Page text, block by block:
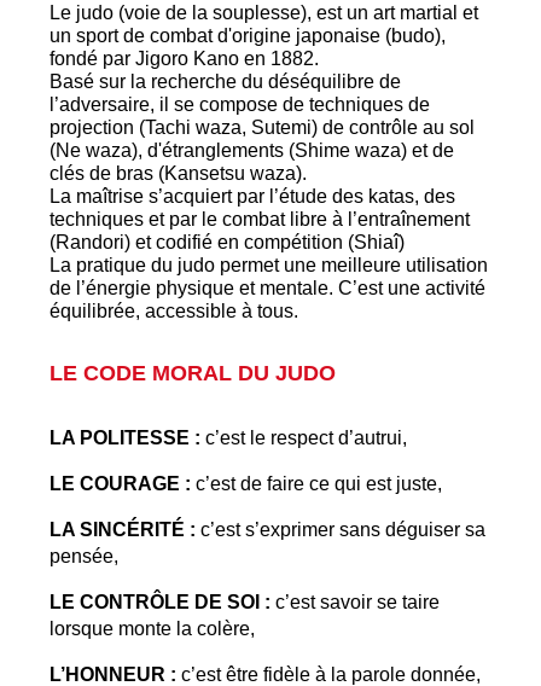
Le judo (voie de la souplesse), est un art martial et
un sport de combat d'origine japonaise (budo),
fondé par Jigoro Kano en 1882.
Basé sur la recherche du déséquilibre de
l’adversaire, il se compose de techniques de
projection (Tachi waza, Sutemi) de contrôle au sol
(Ne waza), d'étranglements (Shime waza) et de
clés de bras (Kansetsu waza).
La maîtrise s’acquiert par l’étude des katas, des
techniques et par le combat libre à l’entraînement
(Randori) et codifié en compétition (Shiaî)
La pratique du judo permet une meilleure utilisation
de l’énergie physique et mentale. C’est une activité
équilibrée, accessible à tous.
LE CODE MORAL DU JUDO
LA POLITESSE : c’est le respect d’autrui,
LE COURAGE : c’est de faire ce qui est juste,
LA SINCÉRITÉ : c’est s’exprimer sans déguiser sa
pensée,
LE CONTRÔLE DE SOI : c’est savoir se taire
lorsque monte la colère,
L’HONNEUR : c’est être fidèle à la parole donnée,